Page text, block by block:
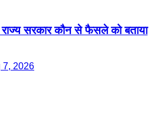
सरकार कौन से फैसले को बताया
7, 2026